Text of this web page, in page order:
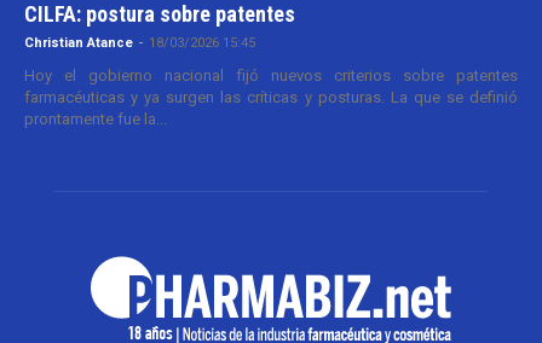
CILFA: postura sobre patentes
Christian Atance - 18/03/2026 15:45
Hoy el gobierno nacional fijó nuevos criterios sobre patentes
farmacéuticas y ya surgen las críticas y posturas. La que se definió
prontamente fue la...